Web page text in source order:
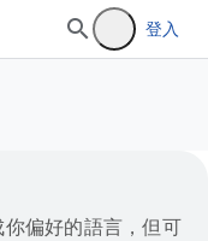
登入
偏好的語言，但可